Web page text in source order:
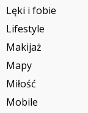
Lęki i fobie
Lifestyle
Makijaż
Mapy
Miłość
Mobile